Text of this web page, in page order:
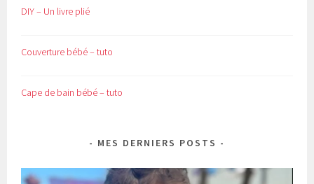
DIY – Un livre plié
Couverture bébé – tuto
Cape de bain bébé – tuto
MES DERNIERS POSTS